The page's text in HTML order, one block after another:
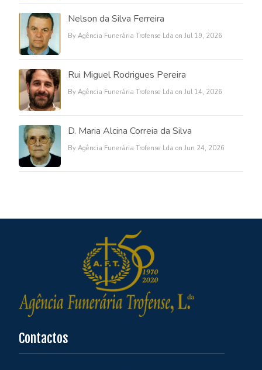
Nelson da Silva Ferreira
By Agência Funerária Trofense Lda on Jul 19, 2026
Rui Miguel Rodrigues Pereira
By Agência Funerária Trofense Lda on Jul 14, 2026
D. Maria Alcina Correia da Silva
By Agência Funerária Trofense Lda on Jun 24, 2026
Contactos